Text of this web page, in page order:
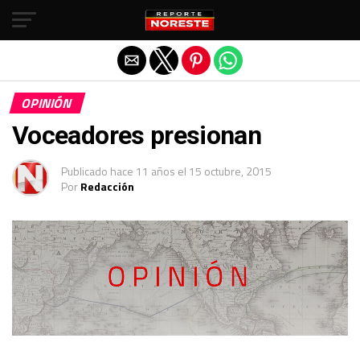
OPINIÓN
Voceadores presionan
Publicado hace 11 años el 15 octubre, 2015
PorRedacción
Salir de la versión móvil